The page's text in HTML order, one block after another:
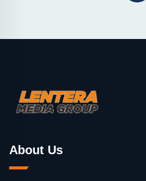
About Us